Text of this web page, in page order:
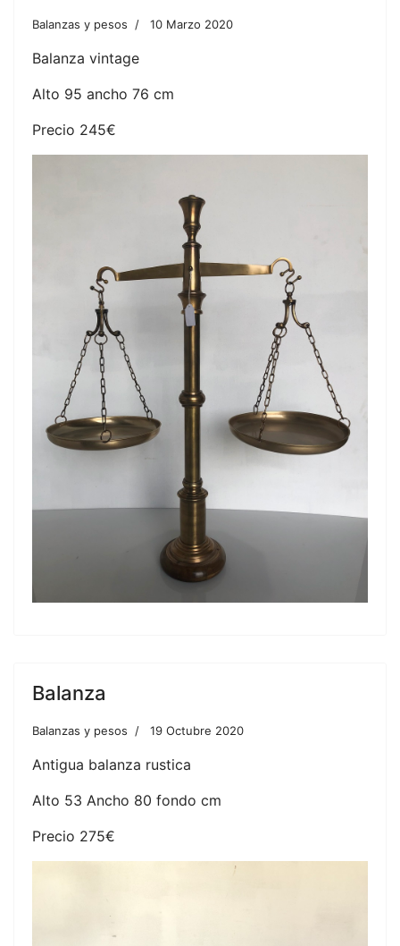
Balanzas y pesos 10 Marzo 2020
Balanza vintage
Alto 95 ancho 76 cm
Precio 245€
Balanza
Balanzas y pesos 19 Octubre 2020
Antigua balanza rustica
Alto 53 Ancho 80 fondo cm
Precio 275€